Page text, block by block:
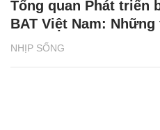
NHỊP SỐNG
Tổng quan Phát triển
BAT Việt Nam: